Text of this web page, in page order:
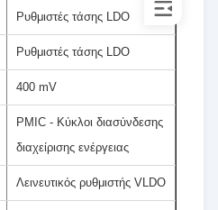
Ρυθμιστές τάσης LDO
Ρυθμιστές τάσης LDO
400 mV
PMIC - Κύκλοι διασύνδεσης
διαχείρισης ενέργειας
Λεινευτικός ρυθμιστής VLDO